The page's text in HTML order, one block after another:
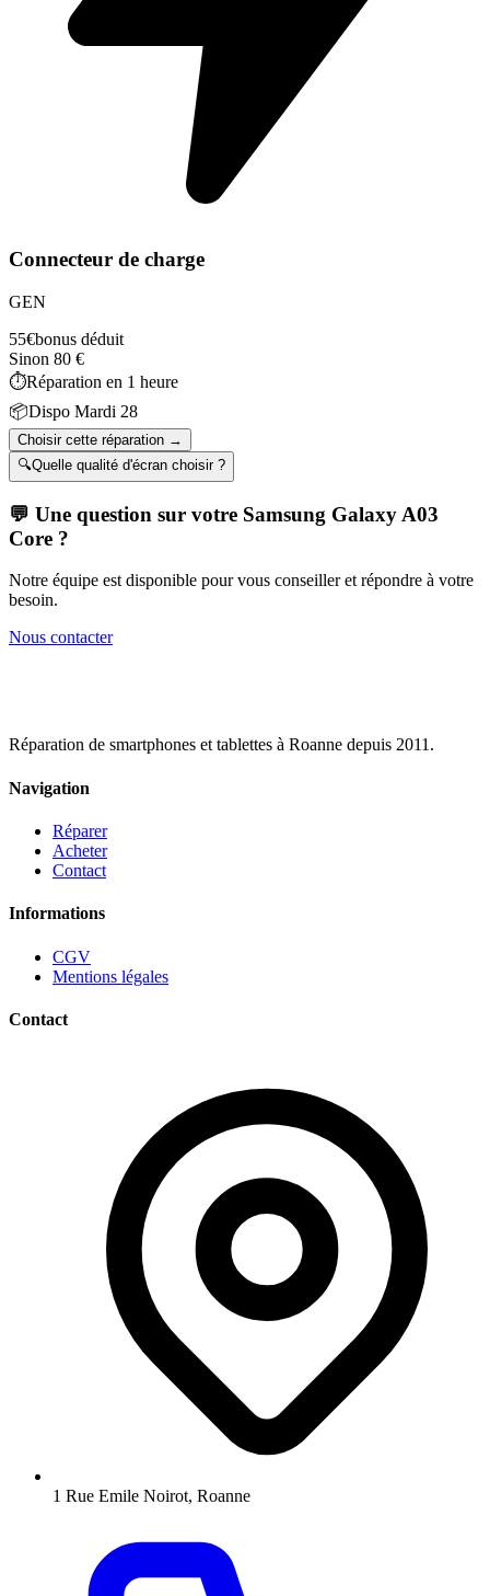
Connecteur de charge
GEN
55€bonus déduit
Sinon 80 €
⏱️Réparation en 1 heure
📦Dispo Mardi 28
Choisir cette réparation →
🔍Quelle qualité d'écran choisir ?
💬 Une question sur votre Samsung Galaxy A03
Core ?
Notre équipe est disponible pour vous conseiller et répondre à votre
besoin.
Nous contacter
Réparation de smartphones et tablettes à Roanne depuis 2011.
Navigation
Réparer
Acheter
Contact
Informations
CGV
Mentions légales
Contact
1 Rue Emile Noirot, Roanne